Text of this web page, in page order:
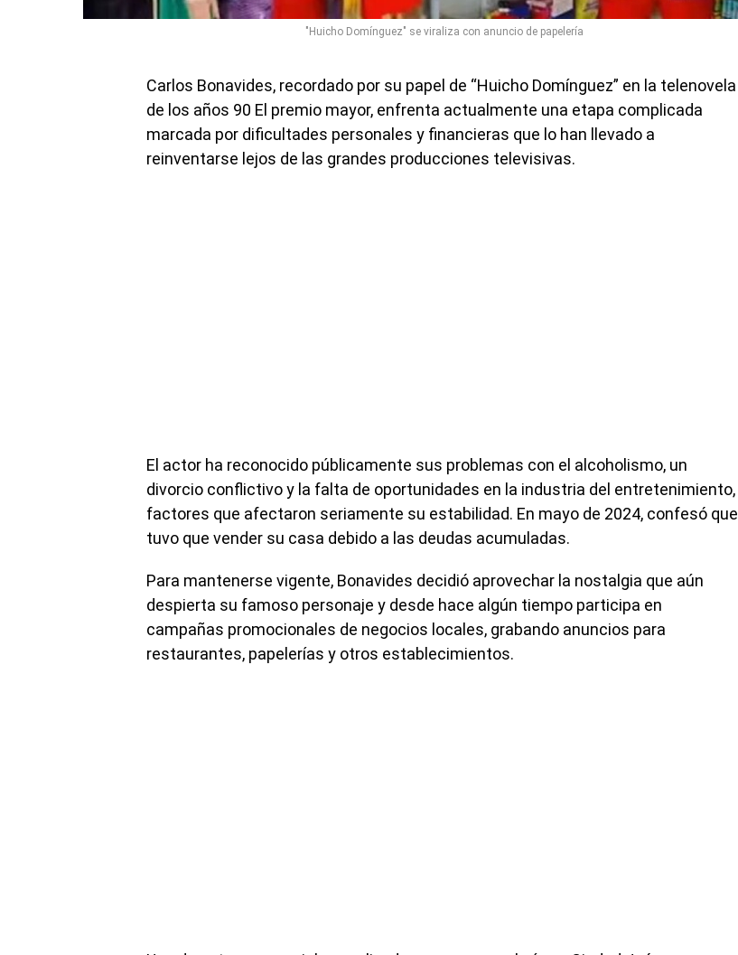
"Huicho Domínguez" se viraliza con anuncio de papelería
Carlos Bonavides, recordado por su papel de “Huicho Domínguez” en la telenovela
de los años 90 El premio mayor, enfrenta actualmente una etapa complicada
marcada por dificultades personales y financieras que lo han llevado a
reinventarse lejos de las grandes producciones televisivas.
El actor ha reconocido públicamente sus problemas con el alcoholismo, un
divorcio conflictivo y la falta de oportunidades en la industria del entretenimiento,
factores que afectaron seriamente su estabilidad. En mayo de 2024, confesó que
tuvo que vender su casa debido a las deudas acumuladas.
Para mantenerse vigente, Bonavides decidió aprovechar la nostalgia que aún
despierta su famoso personaje y desde hace algún tiempo participa en
campañas promocionales de negocios locales, grabando anuncios para
restaurantes, papelerías y otros establecimientos.